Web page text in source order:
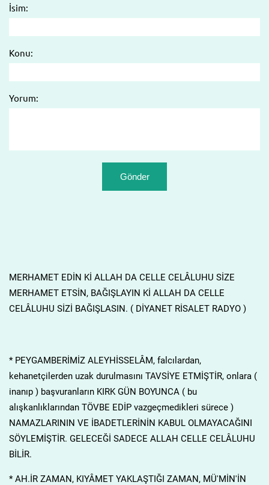
İsim:
Konu:
Yorum:
MERHAMET EDİN Kİ ALLAH DA CELLE CELÂLUHU SİZE
MERHAMET ETSİN, BAĞIŞLAYIN Kİ ALLAH DA CELLE
CELÂLUHU SİZİ BAĞIŞLASIN. ( DİYANET RİSALET RADYO )
* PEYGAMBERİMİZ ALEYHİSSELÂM, falcılardan,
kehanetçilerden uzak durulmasını TAVSİYE ETMİŞTİR, onlara (
inanıp ) başvuranların KIRK GÜN BOYUNCA ( bu
alışkanlıklarından TÖVBE EDİP vazgeçmedikleri sürece )
NAMAZLARININ VE İBADETLERİNİN KABUL OLMAYACAĞINI
SÖYLEMİŞTİR. GELECEĞİ SADECE ALLAH CELLE CELÂLUHU
BİLİR.
* AH.İR ZAMAN, KIYÂMET YAKLAŞTIĞI ZAMAN, MÜ'MİN'İN